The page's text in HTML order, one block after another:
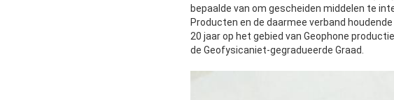
bepaalde van om gescheiden middelen te
Producten en de daarmee verband
20 jaar op het gebied van Geophone
de Geofysicaniet-gegradueerde Graad.